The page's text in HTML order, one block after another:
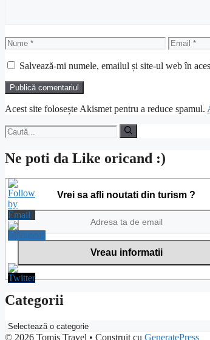
Nume Email
Salvează-mi numele, emailul și site-ul web în
Acest site folosește Akismet pentru a reduce spamul.
Caută
după:
Ne poti da Like oricand :)
Vrei sa afli noutati din turism ?
Categorii
Categorii
© 2026 Tomis Travel • Construit cu GeneratePress